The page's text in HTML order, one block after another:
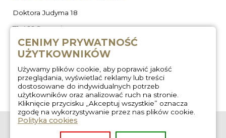
Zabudowa
wyprawowa
Doktora Judyma 18
71-466 Szczecin
CENIMY PRYWATNOŚĆ
UŻYTKOWNIKÓW
Używamy plików cookie, aby poprawić jakość
przeglądania, wyświetlać reklamy lub treści
dostosowane do indywidualnych potrzeb
użytkowników oraz analizować ruch na stronie.
Kliknięcie przycisku „Akceptuj wszystkie” oznacza
zgodę na wykorzystywanie przez nas plików cookie.
Polityka cookies